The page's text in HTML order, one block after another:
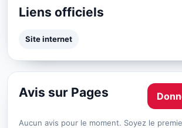
Liens officiels
Site internet
Avis sur Pages
Aucun avis pour le moment. Soyez le